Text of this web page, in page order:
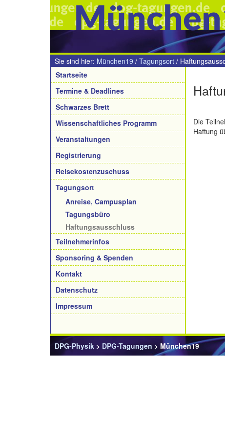
Sie sind hier: München19 / Tagungsort /
Navigation
Startseite
Termine & Deadlines
Schwarzes Brett
Wissenschaftliches Programm
Veranstaltungen
Registrierung
Reisekostenzuschuss
Tagungsort
Anreise, Campusplan
Tagungsbüro
Haftungsausschluss
Teilnehmerinfos
Sponsoring & Spenden
Kontakt
Datenschutz
Impressum
Die
Haftung
DPG-Physik > DPG-Tagungen > München19